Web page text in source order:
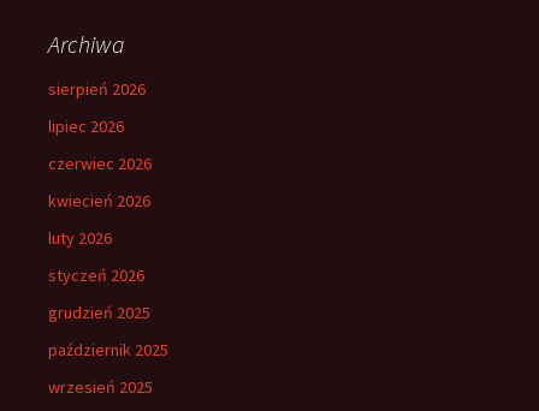
Archiwa
sierpień 2026
lipiec 2026
czerwiec 2026
kwiecień 2026
luty 2026
styczeń 2026
grudzień 2025
październik 2025
wrzesień 2025